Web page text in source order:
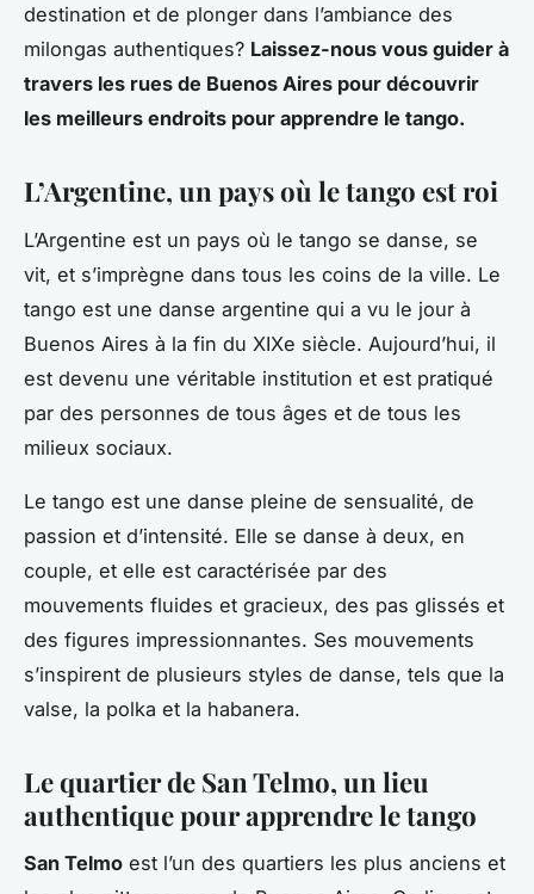
destination et de plonger dans l’ambiance des
milongas authentiques? Laissez-nous vous guider à
travers les rues de Buenos Aires pour découvrir
les meilleurs endroits pour apprendre le tango.
L’Argentine, un pays où le tango est roi
L’Argentine est un pays où le tango se danse, se
vit, et s’imprègne dans tous les coins de la ville. Le
tango est une danse argentine qui a vu le jour à
Buenos Aires à la fin du XIXe siècle. Aujourd’hui, il
est devenu une véritable institution et est pratiqué
par des personnes de tous âges et de tous les
milieux sociaux.
Le tango est une danse pleine de sensualité, de
passion et d’intensité. Elle se danse à deux, en
couple, et elle est caractérisée par des
mouvements fluides et gracieux, des pas glissés et
des figures impressionnantes. Ses mouvements
s’inspirent de plusieurs styles de danse, tels que la
valse, la polka et la habanera.
Le quartier de San Telmo, un lieu
authentique pour apprendre le tango
San Telmo est l’un des quartiers les plus anciens et